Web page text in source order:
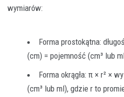
wymiarów:
Forma prostokątna:
(cm) = pojemność (cm³ lub
Forma okrągła: π × r² ×
(cm³ lub ml), gdzie r to